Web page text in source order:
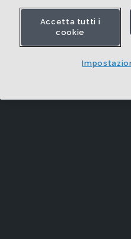
Accetta tutti i
cookie